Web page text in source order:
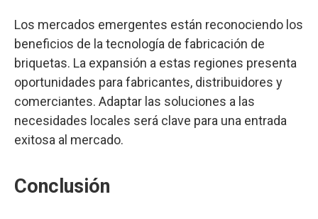
Los mercados emergentes están reconociendo los
beneficios de la tecnología de fabricación de
briquetas. La expansión a estas regiones presenta
oportunidades para fabricantes, distribuidores y
comerciantes. Adaptar las soluciones a las
necesidades locales será clave para una entrada
exitosa al mercado.
Conclusión